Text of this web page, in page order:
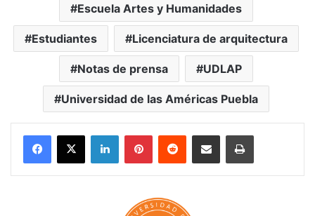
Escuela Artes y Humanidades
Estudiantes Licenciatura de arquitectura
Notas de prensa UDLAP
Universidad de las Américas Puebla
LinkedInPinterestReddit Share via Email Print